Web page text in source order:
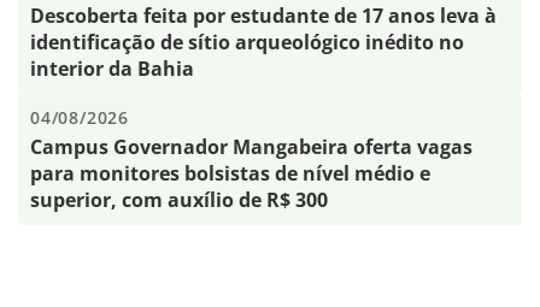
Descoberta feita por estudante de 17 anos leva à
identificação de sítio arqueológico inédito no
interior da Bahia
04/08/2026
Campus Governador Mangabeira oferta vagas
para monitores bolsistas de nível médio e
superior, com auxílio de R$ 300